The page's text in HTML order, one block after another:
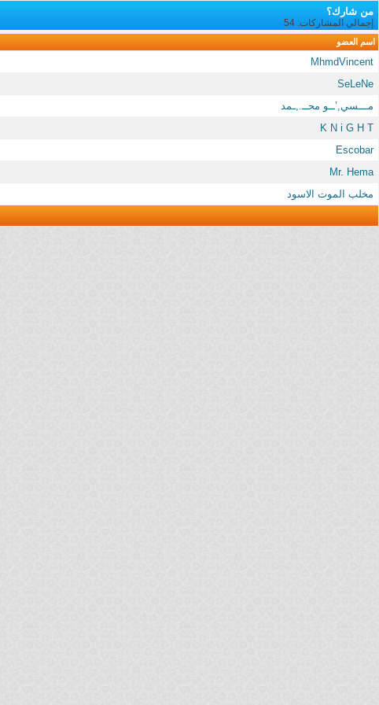
من شارك؟
إجمالي المشاركات: 54
اسم العضو
MhmdVincent
SeLeNe
مـــسي,’ــو محــ.,ـمد
K N i G H T
Escobar
Mr. Hema
مخلب الموت الاسود